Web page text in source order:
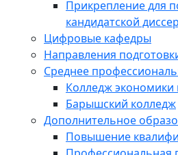
Прикрепление для
кандидатской
Цифровые кафедры
Направления
Среднее
Колледж
Барышский колледж
Дополнительное
Повышение